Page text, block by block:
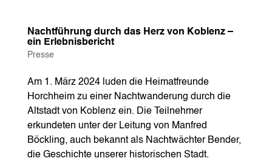
Nachtführung durch das Herz von Koblenz –
ein Erlebnisbericht
Presse
Am 1. März 2024 luden die Heimatfreunde
Horchheim zu einer Nachtwanderung durch die
Altstadt von Koblenz ein. Die Teilnehmer
erkundeten unter der Leitung von Manfred
Böckling, auch bekannt als Nachtwächter Bender,
die Geschichte unserer historischen Stadt.